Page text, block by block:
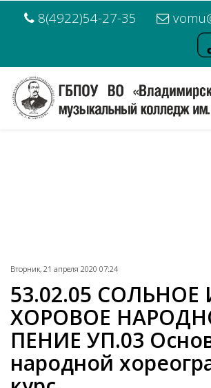
8(4922)54-27-35
Вторник, 21 апреля 2020 07:24
53.02.05 СОЛЬНОЕ
ХОРОВОЕ
ПЕНИЕ УП.03
народной